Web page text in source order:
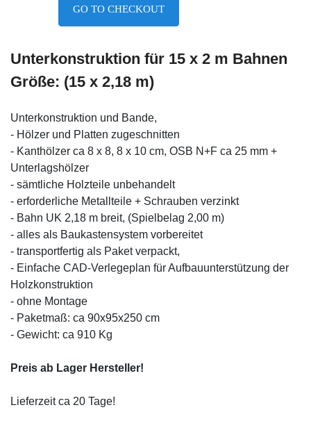
GO TO CHECKOUT
Unterkonstruktion für 15 x 2 m Bahnen
Größe: (15 x 2,18 m)
Unterkonstruktion und Bande,
- Hölzer und Platten zugeschnitten
- Kanthölzer ca 8 x 8, 8 x 10 cm, OSB N+F ca 25 mm +
Unterlagshölzer
- sämtliche Holzteile unbehandelt
- erforderliche Metallteile + Schrauben verzinkt
- Bahn UK 2,18 m breit, (Spielbelag 2,00 m)
- alles als Baukastensystem vorbereitet
- transportfertig als Paket verpackt,
- Einfache CAD-Verlegeplan für Aufbauunterstützung der
Holzkonstruktion
- ohne Montage
- Paketmaß: ca 90x95x250 cm
- Gewicht: ca 910 Kg
Preis ab Lager Hersteller!
Lieferzeit ca 20 Tage!